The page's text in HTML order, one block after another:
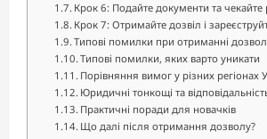
Крок 6: Подайте документи та чекайте
Крок 7: Отримайте дозвіл і
Типові помилки при отриманні
Типові помилки, яких варто уникати
Порівняння вимог у різних регіонах
Юридичні тонкощі та
Практичні поради для новачків
Що далі після отримання дозволу?